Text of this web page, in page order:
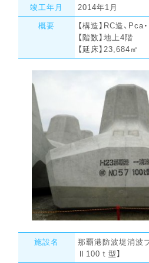
竣工年月
2014年1月
概要
【構造】RC造、Pca
【階数】地上4階
【延床】23,684㎡
施設名
那覇港防波堤消波
Ⅱ100ｔ型】